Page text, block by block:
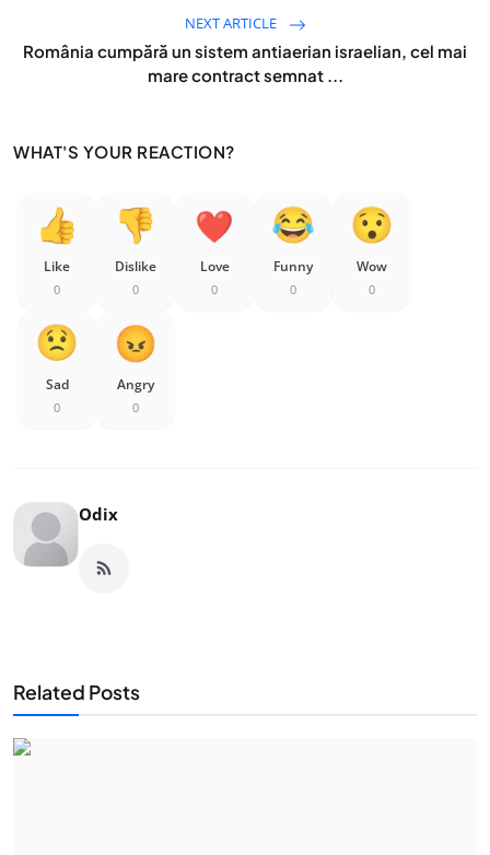
NEXT ARTICLE
România cumpără un sistem antiaerian israelian, cel mai
mare contract semnat ...
WHAT'S YOUR REACTION?
Like
0
Dislike
0
Love
0
Funny
0
Wow
0
Sad
0
Angry
0
Odix
Related Posts